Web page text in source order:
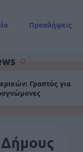
Προσλήψεις
Γραπτός για